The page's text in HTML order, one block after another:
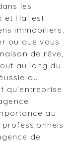
les
et Hal est
immobiliers.
ou que vous
de rêve,
au long du
qui
qu’entreprise
au
de